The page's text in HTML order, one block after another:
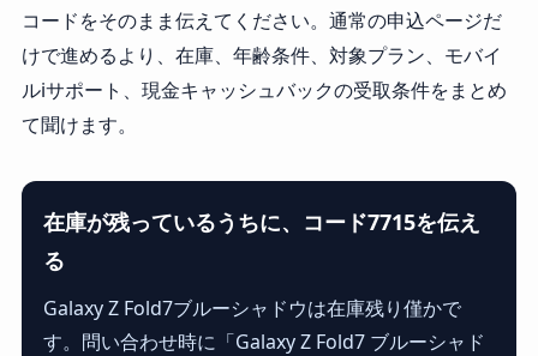
コードをそのまま伝えてください。通常の申込ページだ
けで進めるより、在庫、年齢条件、対象プラン、モバイ
ルiサポート、現金キャッシュバックの受取条件をまとめ
て聞けます。
在庫が残っているうちに、コード7715を伝え
る
Galaxy Z Fold7ブルーシャドウは在庫残り僅かで
す。問い合わせ時に「Galaxy Z Fold7 ブルーシャド